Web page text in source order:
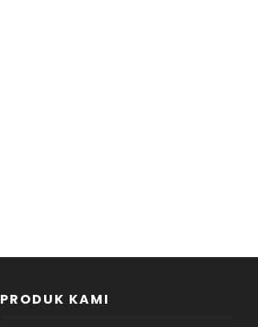
PRODUK KAMI